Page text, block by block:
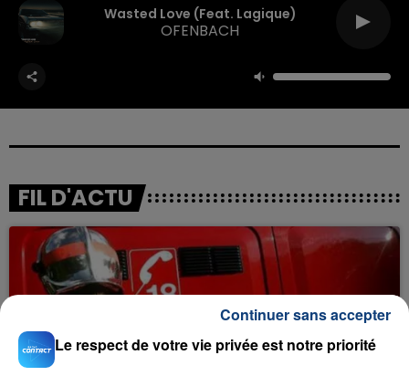
Wasted Love (feat. Lagique)
OFENBACH
FIL D'ACTU
Le respect de votre vie privée est notre priorité
Continuer sans accepter